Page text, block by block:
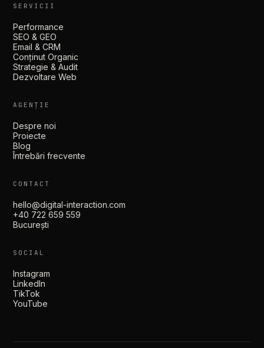
SERVICII
Performance
SEO & GEO
Email & CRM
Conținut Organic
Strategie & Audit
Dezvoltare Web
AGENȚIE
Despre noi
Proiecte
Blog
Întrebări frecvente
CONTACT
hello@digital-interaction.com
+40 722 659 559
București
SOCIAL
Instagram
LinkedIn
TikTok
YouTube